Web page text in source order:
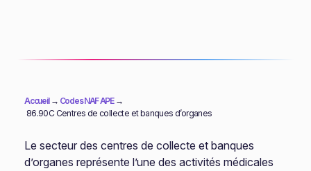
Accueil→ Codes NAF APE→
86.90C Centres de collecte et banques d’organes
Le secteur des centres de collecte et banques
d’organes représente l’une des activités médicales